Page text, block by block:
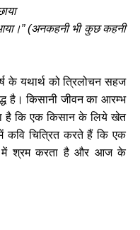
(अनकहनी भी कुछ कहनी
के यथार्थ को त्रिलोचन सहज
है। किसानी जीवन का आरम्भ
है कि एक किसान के लिये खेत
कवि चित्रित करते हैं कि एक
में श्रम करता है और आज के